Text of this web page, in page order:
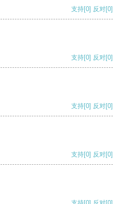
支持[0] 反对[0]
支持[0] 反对[0]
支持[0] 反对[0]
支持[0] 反对[0]